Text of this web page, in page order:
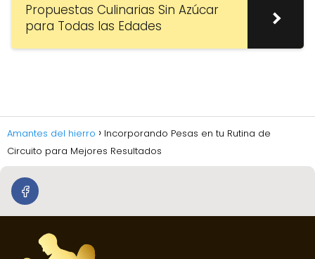
Propuestas Culinarias Sin Azúcar
para Todas las Edades
Amantes del hierro
Incorporando Pesas en tu Rutina de
Circuito para Mejores Resultados